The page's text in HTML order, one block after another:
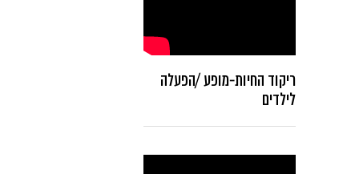
ריקוד החיות-מופע /הפעלה
לילדים